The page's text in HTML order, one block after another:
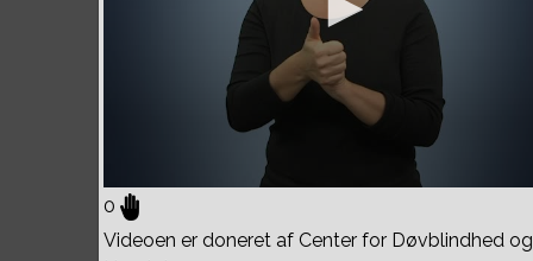
0
Videoen er doneret af Center for Døvblindhed og